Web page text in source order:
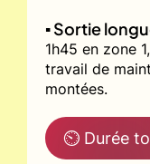
▪️ Sortie
1h45 en zone
travail de
montées.
⏲ Durée